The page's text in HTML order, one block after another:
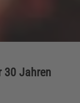
30 Jahren